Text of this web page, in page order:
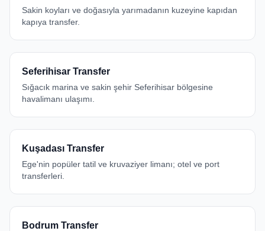
Sakin koyları ve doğasıyla yarımadanın kuzeyine kapıdan
kapıya transfer.
Seferihisar Transfer
Sığacık marina ve sakin şehir Seferihisar bölgesine
havalimanı ulaşımı.
Kuşadası Transfer
Ege'nin popüler tatil ve kruvaziyer limanı; otel ve port
transferleri.
Bodrum Transfer